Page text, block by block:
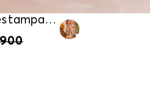
Panty de bikini estampado para mujer